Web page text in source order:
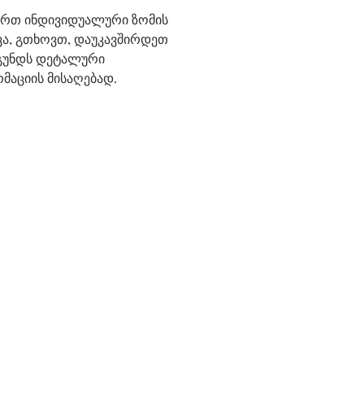
ინდივიდუალური ზომის
გთხოვთ, დაუკავშირდეთ
დეტალური
მისაღებად.